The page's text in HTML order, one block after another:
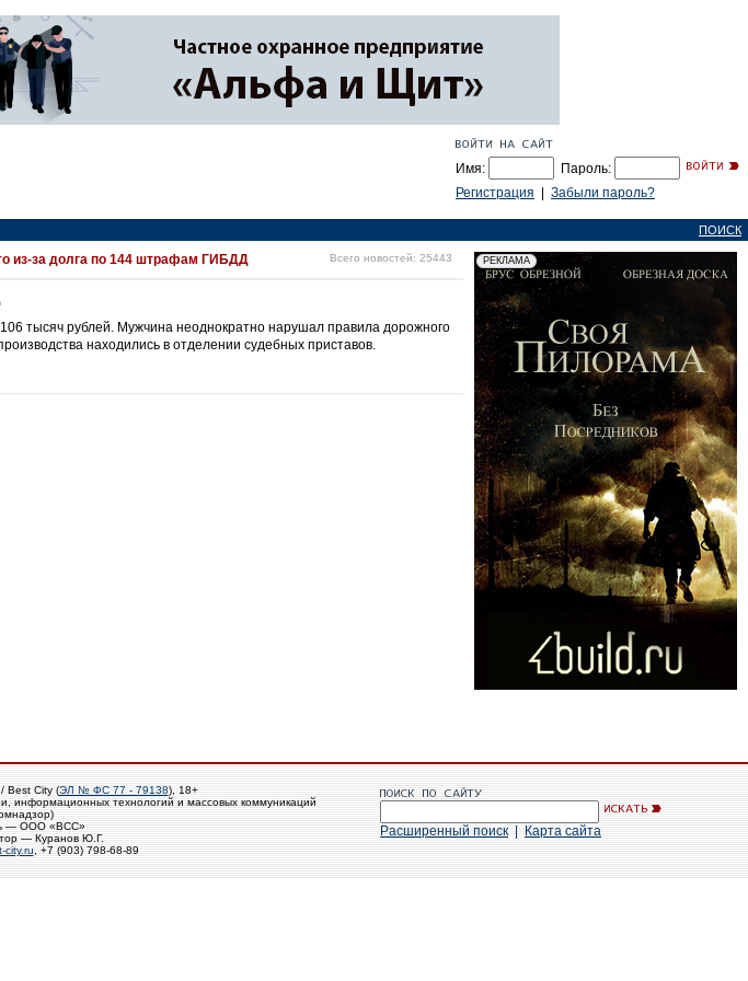
Имя:
Пароль:
Регистрация
Забыли пароль?
ПОИСК
из-за долга по 144 штрафам ГИБДД Всего новостей: 25443
тысяч рублей. Мужчина неоднократно нарушал правила дорожного
находились в отделении судебных приставов.
Best City (ЭЛ № ФС 77 - 79138), 18+
информационных технологий и массовых коммуникаций
— ООО «ВСС»
— Куранов Ю.Г.
city.ru , +7 (903) 798-68-89
Расширенный поиск Карта сайта